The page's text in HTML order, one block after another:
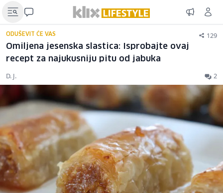
ODUŠEVIT ĆE VAS 129
Omiljena jesenska slastica: Isprobajte ovaj
recept za najukusniju pitu od jabuka
D. J. 2